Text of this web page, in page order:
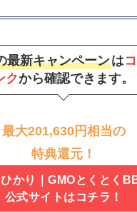
最新キャンペーンは
クから確認できます。
最大201,630円相当の
特典還元！
かり｜GMOとくとく
公式サイトはコチラ！